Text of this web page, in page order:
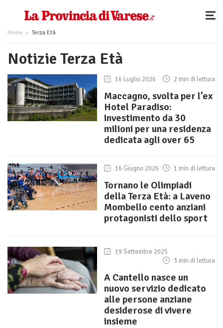
Home Terza Età
Notizie Terza Età
16 Luglio 2026 2 min di lettura
Maccagno, svolta per l’ex
Hotel Paradiso:
investimento da 30
milioni per una residenza
dedicata agli over 65
16 Giugno 2026 1 min di lettura
Tornano le Olimpiadi
della Terza Età: a Laveno
Mombello cento anziani
protagonisti dello sport
19 Settembre 2025
3 min di lettura
A Cantello nasce un
nuovo servizio dedicato
alle persone anziane
desiderose di vivere
insieme